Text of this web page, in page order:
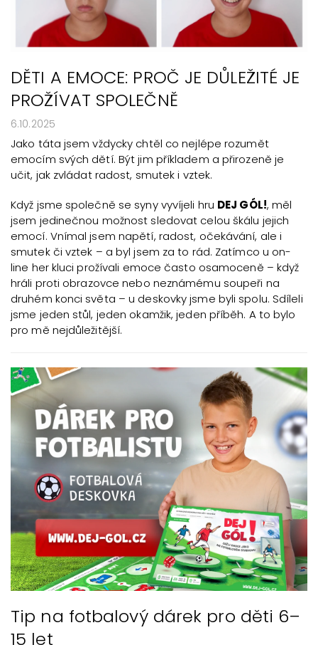
DĚTI A EMOCE: PROČ JE DŮLEŽITÉ JE
PROŽÍVAT SPOLEČNĚ
6.10.2025
Jako táta jsem vždycky chtěl co nejlépe rozumět
emocím svých dětí. Být jim příkladem a přirozeně je
učit, jak zvládat radost, smutek i vztek.
Když jsme společně se syny vyvíjeli hru DEJ GÓL!, měl
jsem jedinečnou možnost sledovat celou škálu jejich
emocí. Vnímal jsem napětí, radost, očekávání, ale i
smutek či vztek – a byl jsem za to rád. Zatímco u on-
line her kluci prožívali emoce často osamoceně – když
hráli proti obrazovce nebo neznámému soupeři na
druhém konci světa – u deskovky jsme byli spolu. Sdíleli
jsme jeden stůl, jeden okamžik, jeden příběh. A to bylo
pro mě nejdůležitější.
Tip na fotbalový dárek pro děti 6–
15 let